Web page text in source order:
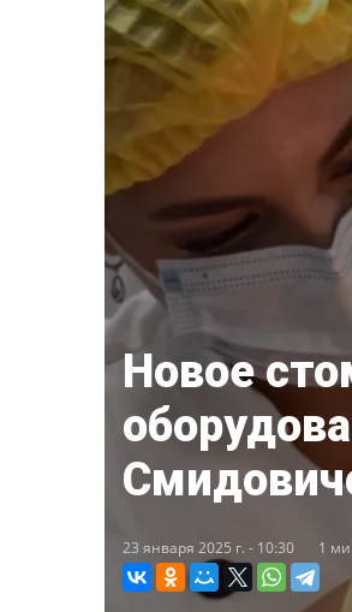
Новое
23 января 2025 г. - 10:30 1